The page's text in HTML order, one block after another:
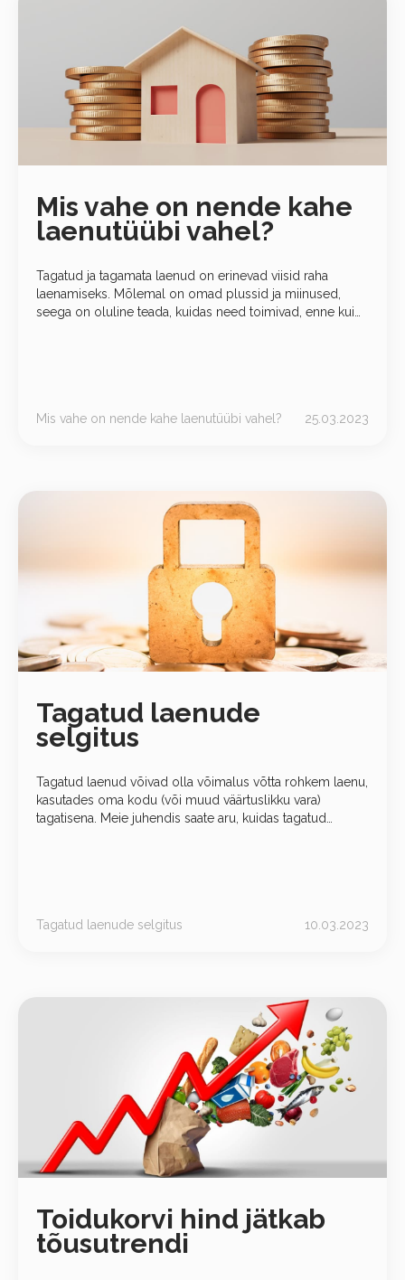
Mis vahe on nende kahe
laenutüübi vahel?
Tagatud ja tagamata laenud on erinevad viisid raha
laenamiseks. Mõlemal on omad plussid ja miinused,
seega on oluline teada, kuidas need toimivad, enne kui
Mis vahe on nende kahe laenutüübi vahel? 25.03.2023
Tagatud laenude
selgitus
Tagatud laenud võivad olla võimalus võtta rohkem laenu,
kasutades oma kodu (või muud väärtuslikku vara)
tagatisena. Meie juhendis saate aru, kuidas tagatud
Tagatud laenude selgitus 10.03.2023
Toidukorvi hind jätkab
tõusutrendi